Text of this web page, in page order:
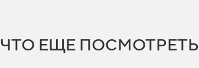
ЧТО ЕЩЕ ПОСМОТРЕТЬ